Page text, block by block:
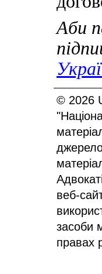
Аби
© 2026
веб-
засоби
правах